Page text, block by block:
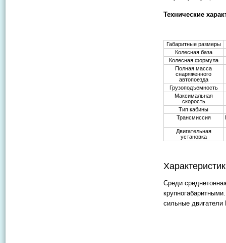
Технические
Габаритные размеры
Колесная база
Колесная формула
Полная масса
снаряженного
автопоезда
Грузоподъемность
Максимальная
скорость
Тип кабины
Трансмиссия
Двигательная
установка
Среди
сильные